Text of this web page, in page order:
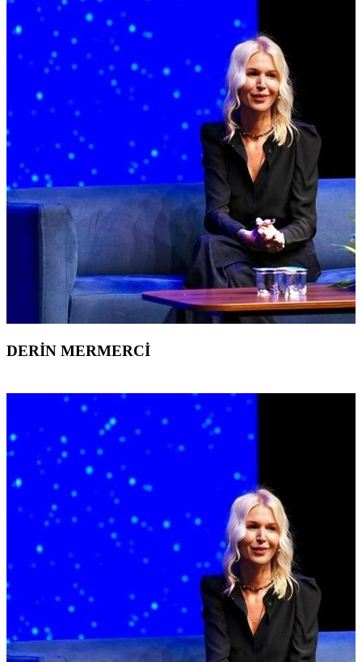
DERİN MERMERCİ